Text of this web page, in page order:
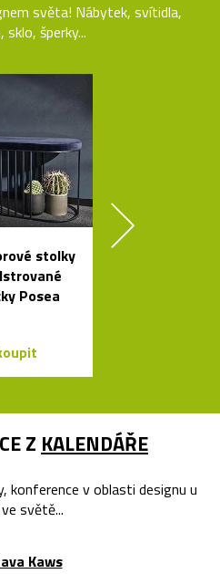
světa! Nábytek, svítidla,
sklo, šperky...
stolky
Posea
Z KALENDÁŘE
konference v oblasti designu u
světě...
Kaws